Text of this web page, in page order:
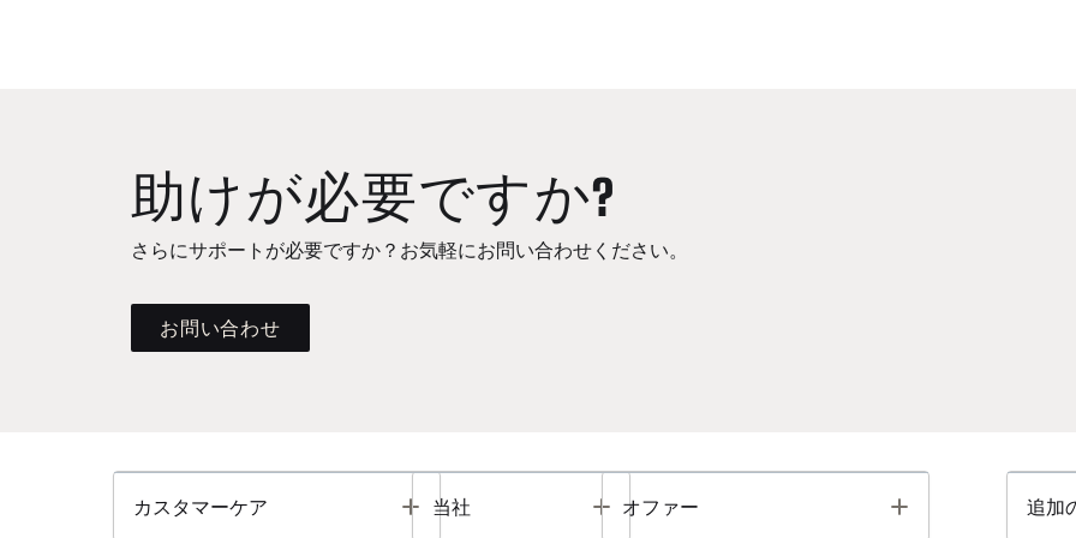
助けが必要ですか?
さらにサポートが必要ですか？お気軽にお問い合わせください。
お問い合わせ
カスタマーケア Toggle
当社 Toggle
オファー Toggle 追加